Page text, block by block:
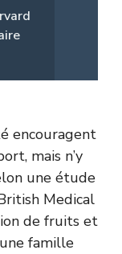
encouragent
mais n’y
une étude
Medical
de fruits et
famille